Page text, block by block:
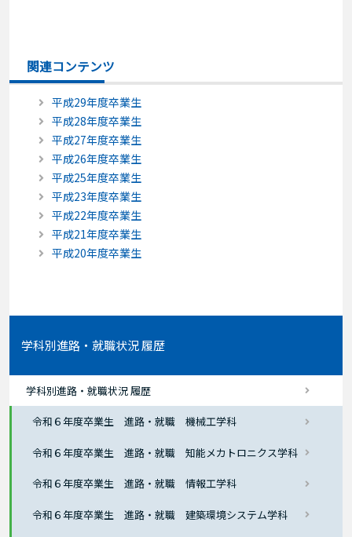
関連コンテンツ
平成29年度卒業生
平成28年度卒業生
平成27年度卒業生
平成26年度卒業生
平成25年度卒業生
平成23年度卒業生
平成22年度卒業生
平成21年度卒業生
平成20年度卒業生
学科別進路・就職状況 履歴
学科別進路・就職状況 履歴
令和６年度卒業生 進路・就職 機械工学科
令和６年度卒業生 進路・就職 知能メカトロニクス学科
令和６年度卒業生 進路・就職 情報工学科
令和６年度卒業生 進路・就職 建築環境システム学科